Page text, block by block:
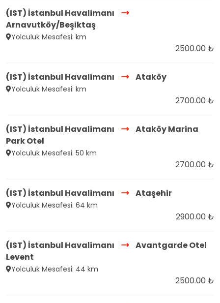
(IST) İstanbul Havalimanı
Arnavutköy/Beşiktaş
Yolculuk Mesafesi: km
2500.00 ₺
(IST) İstanbul Havalimanı Ataköy
Yolculuk Mesafesi: km
2700.00 ₺
(IST) İstanbul Havalimanı
Ataköy Marina
Park Otel
Yolculuk Mesafesi: 50 km
2700.00 ₺
(IST) İstanbul Havalimanı Ataşehir
Yolculuk Mesafesi: 64 km
2900.00 ₺
(IST) İstanbul Havalimanı
Avantgarde Otel
Levent
Yolculuk Mesafesi: 44 km
2500.00 ₺